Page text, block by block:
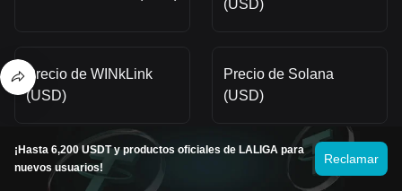
(USD)
Precio de WINkLink
(USD)
Precio de Solana
(USD)
Precio de Stellar (USD) Precio de XRP (USD)
¡Hasta 6,200 USDT y productos oficiales de LALIGA para
nuevos usuarios!
Reclamar